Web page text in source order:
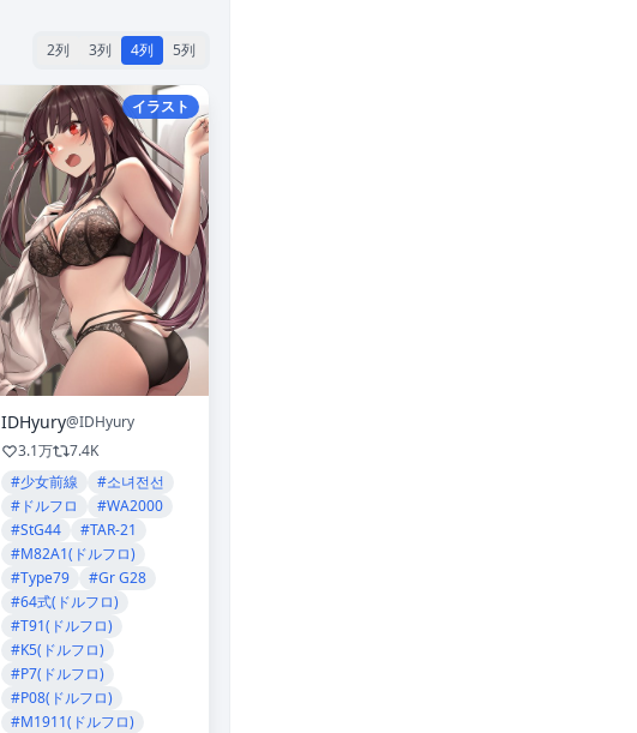
2列 3列 4列 5列
イラスト
IDHyury@IDHyury
3.1万
7.4K
#少女前線
#소녀전선
#ドルフロ
#WA2000
#StG44
#TAR-21
#M82A1(ドルフロ)
#Type79
#Gr G28
#64式(ドルフロ)
#T91(ドルフロ)
#K5(ドルフロ)
#P7(ドルフロ)
#P08(ドルフロ)
#M1911(ドルフロ)